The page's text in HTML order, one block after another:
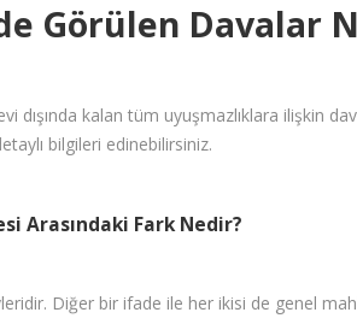
Görülen Davalar
kalan tüm uyuşmazlıklara ilişkin
bilgileri edinebilirsiniz.
Arasındaki Fark Nedir?
Diğer bir ifade ile her ikisi de genel